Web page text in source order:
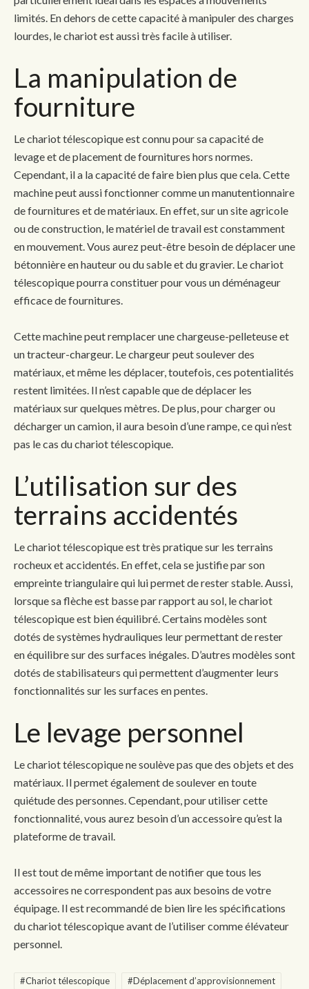
limités. En dehors de cette capacité à manipuler des charges
lourdes, le chariot est aussi très facile à utiliser.
La manipulation de
fourniture
Le chariot télescopique est connu pour sa capacité de
levage et de placement de fournitures hors normes.
Cependant, il a la capacité de faire bien plus que cela. Cette
machine peut aussi fonctionner comme un manutentionnaire
de fournitures et de matériaux. En effet, sur un site agricole
ou de construction, le matériel de travail est constamment
en mouvement. Vous aurez peut-être besoin de déplacer une
bétonnière en hauteur ou du sable et du gravier. Le chariot
télescopique pourra constituer pour vous un déménageur
efficace de fournitures.
Cette machine peut remplacer une chargeuse-pelleteuse et
un tracteur-chargeur. Le chargeur peut soulever des
matériaux, et même les déplacer, toutefois, ces potentialités
restent limitées. Il n’est capable que de déplacer les
matériaux sur quelques mètres. De plus, pour charger ou
décharger un camion, il aura besoin d’une rampe, ce qui n’est
pas le cas du chariot télescopique.
L’utilisation sur des
terrains accidentés
Le chariot télescopique est très pratique sur les terrains
rocheux et accidentés. En effet, cela se justifie par son
empreinte triangulaire qui lui permet de rester stable. Aussi,
lorsque sa flèche est basse par rapport au sol, le chariot
télescopique est bien équilibré. Certains modèles sont
dotés de systèmes hydrauliques leur permettant de rester
en équilibre sur des surfaces inégales. D’autres modèles sont
dotés de stabilisateurs qui permettent d’augmenter leurs
fonctionnalités sur les surfaces en pentes.
Le levage personnel
Le chariot télescopique ne soulève pas que des objets et des
matériaux. Il permet également de soulever en toute
quiétude des personnes. Cependant, pour utiliser cette
fonctionnalité, vous aurez besoin d’un accessoire qu’est la
plateforme de travail.
Il est tout de même important de notifier que tous les
accessoires ne correspondent pas aux besoins de votre
équipage. Il est recommandé de bien lire les spécifications
du chariot télescopique avant de l’utiliser comme élévateur
personnel.
#Chariot télescopique #Déplacement d’approvisionnement